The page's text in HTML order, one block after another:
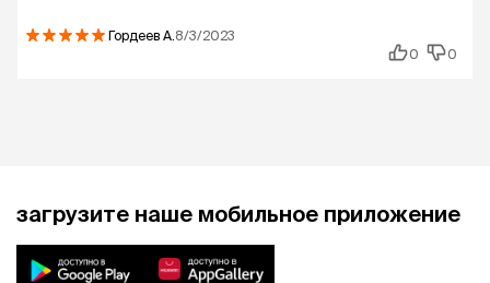
Гордеев А. 8/3/2023
0
0
загрузите наше мобильное приложение